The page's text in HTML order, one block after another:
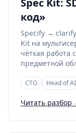
Spec Kit:
код»
Specify →
Kit на
чёткая работа
предметной
CTO Head of AI
Читать разбор